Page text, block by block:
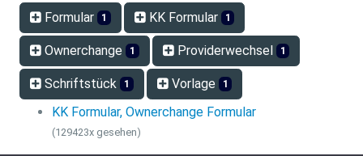
Formular 1 KK Formular 1
Ownerchange 1 Providerwechsel 1
Schriftstück 1 Vorlage 1
KK Formular, Ownerchange Formular
(129423x gesehen)